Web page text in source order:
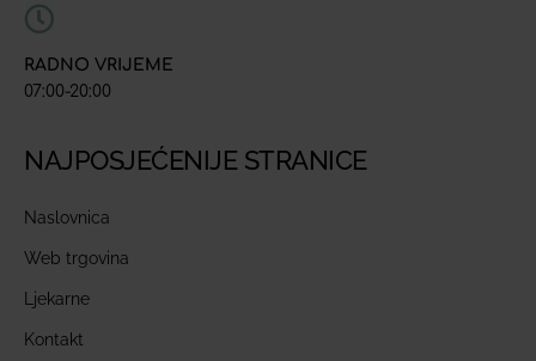
RADNO VRIJEME
07:00-20:00
NAJPOSJEĆENIJE STRANICE
Naslovnica
Web trgovina
Ljekarne
Kontakt